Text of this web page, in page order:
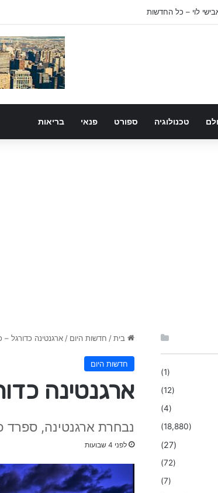
לוי – כל החדשות
טכנולוגיה ספורט פנאי בריאות
בית / חדשות היום / ארגנטינה כדורגל –
חדשות היום
ארגנטינה
נבחרת ארגנטינה, ספרד
לפני 4 שבועות
(1)
(12)
(4)
(18,880)
(27)
(72)
(7)